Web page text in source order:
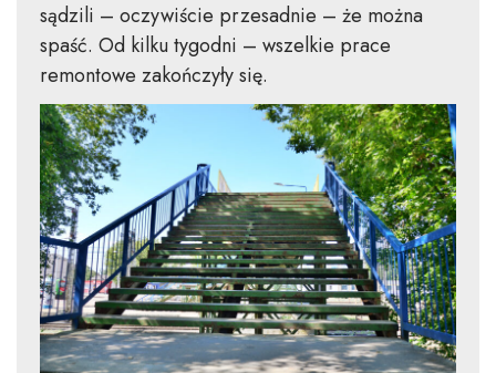
sądzili – oczywiście przesadnie – że można
spaść. Od kilku tygodni – wszelkie prace
remontowe zakończyły się.